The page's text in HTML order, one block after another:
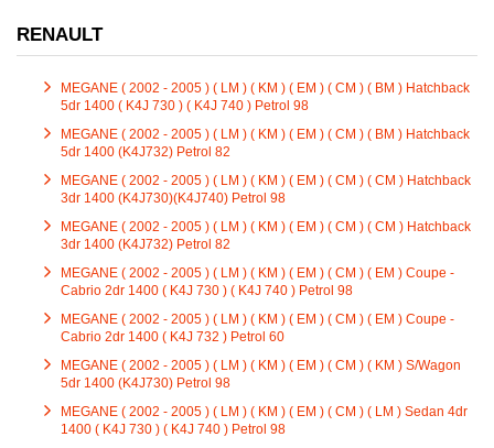
RENAULT
MEGANE ( 2002 - 2005 ) ( LM ) ( KM ) ( EM ) ( CM ) ( BM ) Hatchback
5dr 1400 ( K4J 730 ) ( K4J 740 ) Petrol 98
MEGANE ( 2002 - 2005 ) ( LM ) ( KM ) ( EM ) ( CM ) ( BM ) Hatchback
5dr 1400 (K4J732) Petrol 82
MEGANE ( 2002 - 2005 ) ( LM ) ( KM ) ( EM ) ( CM ) ( CM ) Hatchback
3dr 1400 (K4J730)(K4J740) Petrol 98
MEGANE ( 2002 - 2005 ) ( LM ) ( KM ) ( EM ) ( CM ) ( CM ) Hatchback
3dr 1400 (K4J732) Petrol 82
MEGANE ( 2002 - 2005 ) ( LM ) ( KM ) ( EM ) ( CM ) ( EM ) Coupe -
Cabrio 2dr 1400 ( K4J 730 ) ( K4J 740 ) Petrol 98
MEGANE ( 2002 - 2005 ) ( LM ) ( KM ) ( EM ) ( CM ) ( EM ) Coupe -
Cabrio 2dr 1400 ( K4J 732 ) Petrol 60
MEGANE ( 2002 - 2005 ) ( LM ) ( KM ) ( EM ) ( CM ) ( KM ) S/Wagon
5dr 1400 (K4J730) Petrol 98
MEGANE ( 2002 - 2005 ) ( LM ) ( KM ) ( EM ) ( CM ) ( LM ) Sedan 4dr
1400 ( K4J 730 ) ( K4J 740 ) Petrol 98